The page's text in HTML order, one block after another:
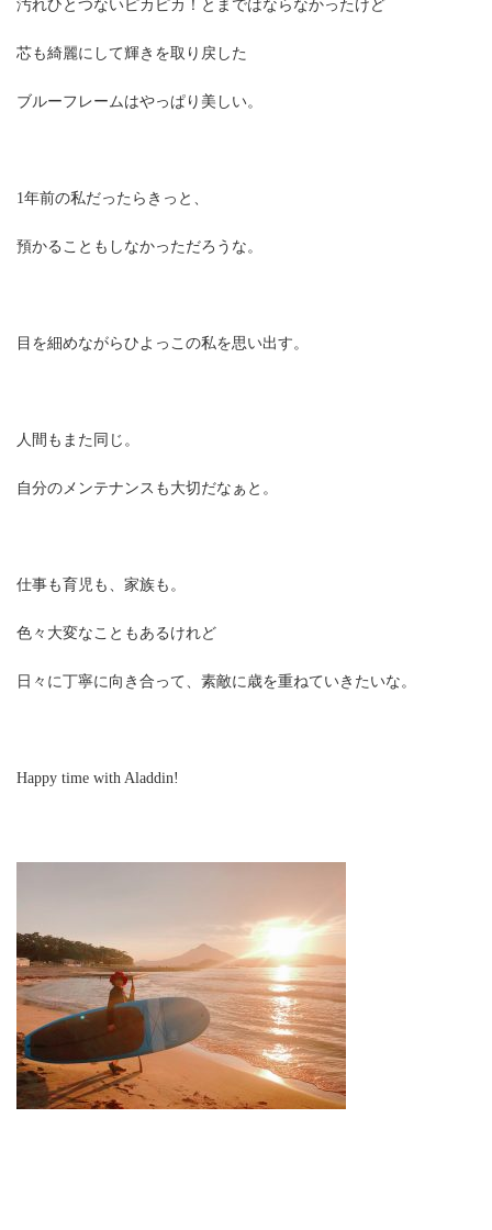
汚れひとつないピカピカ！とまではならなかったけど
芯も綺麗にして輝きを取り戻した
ブルーフレームはやっぱり美しい。
1年前の私だったらきっと、
預かることもしなかっただろうな。
目を細めながらひよっこの私を思い出す。
人間もまた同じ。
自分のメンテナンスも大切だなぁと。
仕事も育児も、家族も。
色々大変なこともあるけれど
日々に丁寧に向き合って、素敵に歳を重ねていきたいな。
Happy time with Aladdin!